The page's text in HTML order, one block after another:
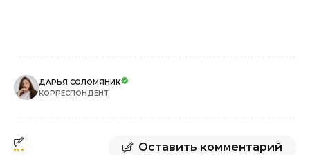
ДАРЬЯ СОЛОМЯНИК
КОРРЕСПОНДЕНТ
Оставить комментарий